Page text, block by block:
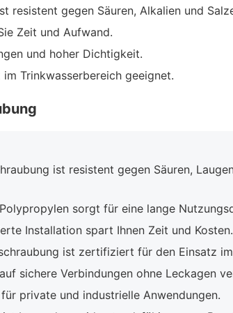
resistent gegen Säuren, Alkalien und
Zeit und Aufwand.
und hoher Dichtigkeit.
Trinkwasserbereich geeignet.
ist resistent gegen Säuren,
sorgt für eine lange
Installation spart Ihnen Zeit und Kosten.
ist zertifiziert für den Einsatz
sichere Verbindungen ohne Leckagen
private und industrielle Anwendungen.